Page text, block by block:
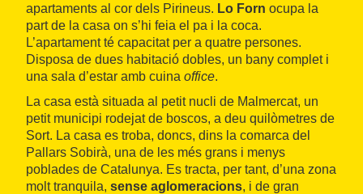
apartaments al cor dels Pirineus. Lo Forn ocupa la
part de la casa on s’hi feia el pa i la coca.
L’apartament té capacitat per a quatre persones.
Disposa de dues habitació dobles, un bany complet i
una sala d’estar amb cuina office.
La casa està situada al petit nucli de Malmercat, un
petit municipi rodejat de boscos, a deu quilòmetres de
Sort. La casa es troba, doncs, dins la comarca del
Pallars Sobirà, una de les més grans i menys
poblades de Catalunya. Es tracta, per tant, d’una zona
molt tranquila, sense aglomeracions, i de gran